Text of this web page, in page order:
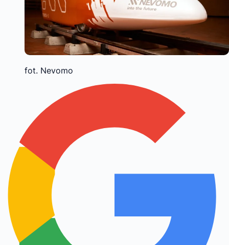
fot. Nevomo